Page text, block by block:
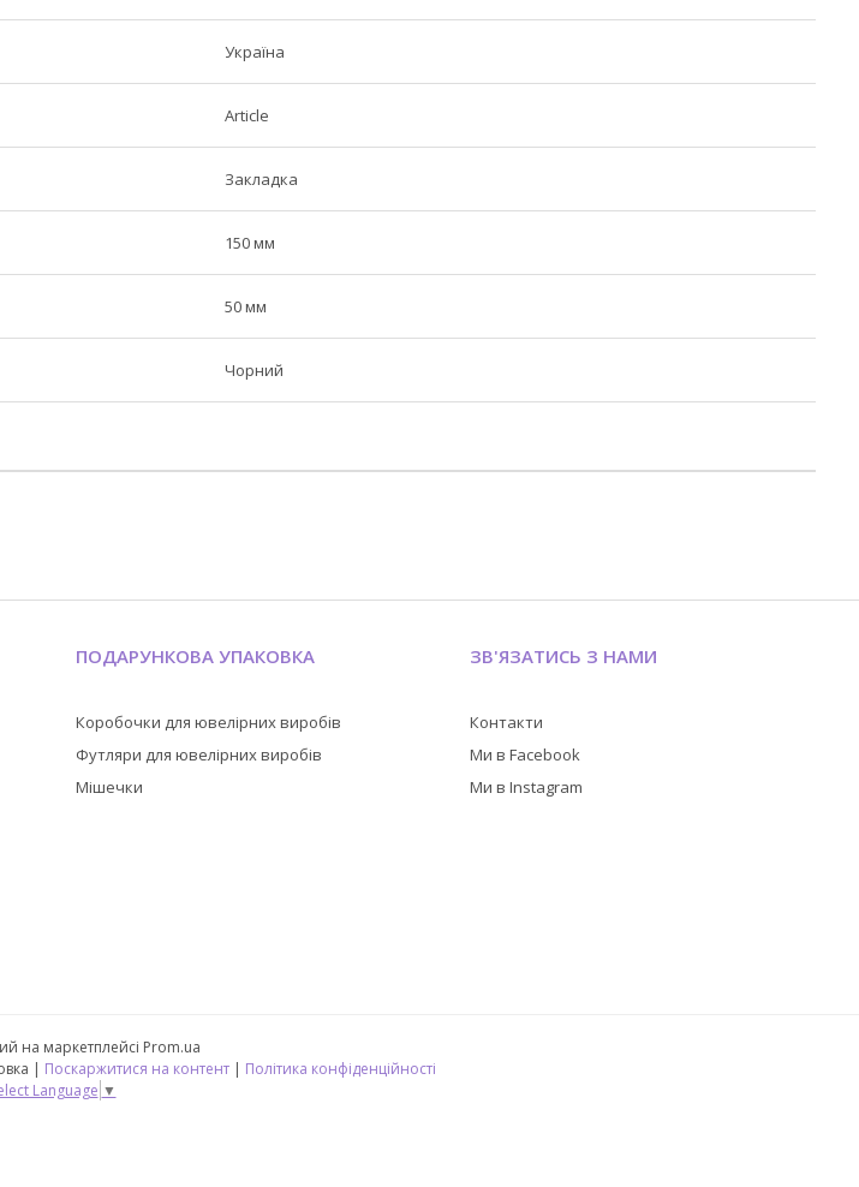
Україна
Article
Закладка
150 мм
50 мм
Чорний
ПОДАРУНКОВА УПАКОВКА
Коробочки для ювелірних виробів
Футляри для ювелірних виробів
Мішечки
ЗВ'ЯЗАТИСЬ З НАМИ
Контакти
Ми в Facebook
Ми в Instagram
на маркетплейсі Prom.ua
🎁 CubeShop - подарунки та подарункова упаковка | Поскаржитися на контент | Політика конфіденційності
Language ▼